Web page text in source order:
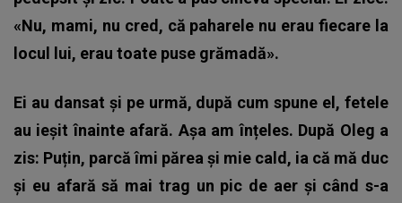
«Nu, mami, nu cred, că paharele nu erau fiecare la
locul lui, erau toate puse grămadă».
Ei au dansat și pe urmă, după cum spune el, fetele
au ieșit înainte afară. Așa am înțeles. După Oleg a
zis: Puțin, parcă îmi părea și mie cald, ia că mă duc
și eu afară să mai trag un pic de aer și când s-a